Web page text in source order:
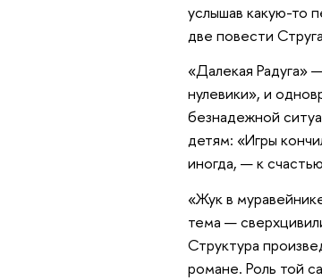
услышав какую-то
две повести
«Далекая Радуга»
нулевики», и
безнадежной
детям: «Игры
иногда, — к
«Жук в
тема —
Структура
романе. Роль той